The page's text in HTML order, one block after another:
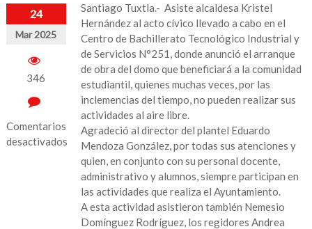
24
Mar 2025
346
Comentarios
desactivados
Santiago Tuxtla.- Asiste alcaldesa Kristel
Hernández al acto cívico llevado a cabo en el
Centro de Bachillerato Tecnológico Industrial y
de Servicios N°251, donde anunció el arranque
de obra del domo que beneficiará a la comunidad
estudiantil, quienes muchas veces, por las
inclemencias del tiempo, no pueden realizar sus
actividades al aire libre.
Agradeció al director del plantel Eduardo
Mendoza González, por todas sus atenciones y
quien, en conjunto con su personal docente,
administrativo y alumnos, siempre participan en
las actividades que realiza el Ayuntamiento.
A esta actividad asistieron también Nemesio
Domínguez Rodríguez, los regidores Andrea